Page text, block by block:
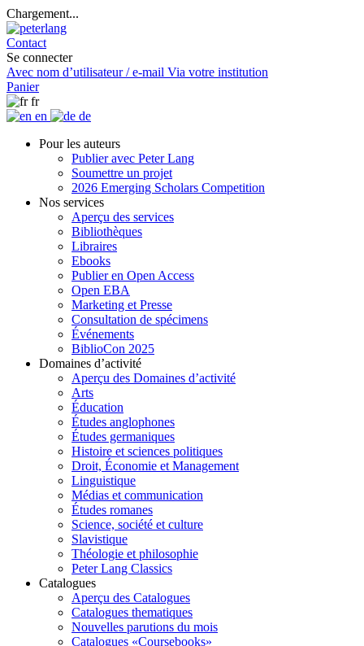
Chargement...
Contact
Se connecter
Avec nom d’utilisateur / e-mail Via votre institution
Panier
fr
en
de
Pour les auteurs
Publier avec Peter Lang
Soumettre un projet
2026 Emerging Scholars Competition
Nos services
Aperçu des services
Bibliothèques
Libraires
Ebooks
Publier en Open Access
Open EBA
Marketing et Presse
Consultation de spécimens
Événements
BiblioCon 2025
Domaines d’activité
Aperçu des Domaines d’activité
Arts
Éducation
Études anglophones
Études germaniques
Histoire et sciences politiques
Droit, Économie et Management
Linguistique
Médias et communication
Études romanes
Science, société et culture
Slavistique
Théologie et philosophie
Peter Lang Classics
Catalogues
Aperçu des Catalogues
Catalogues thematiques
Nouvelles parutions du mois
Catalogues «Coursebooks»